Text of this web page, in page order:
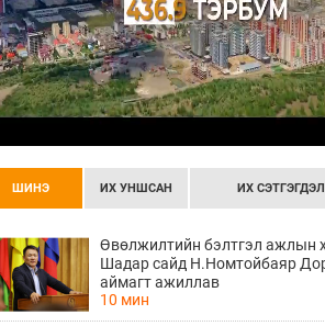
ШИНЭ ИХ УНШСАН ИХ
Өвөлжилтийн бэлтгэл ажлын
Шадар сайд Н.Номтойбаяр
аймагт ажиллав
10 мин